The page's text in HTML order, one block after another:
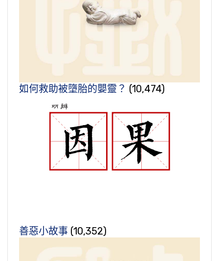
如何救助被墮胎的嬰靈？ (10,474)
善惡小故事 (10,352)